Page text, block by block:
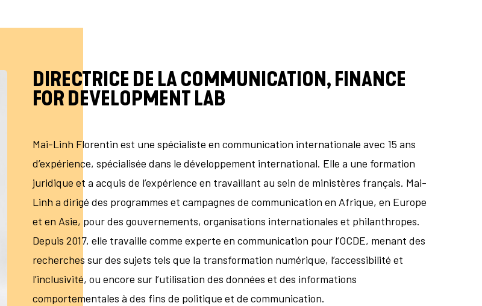
DIRECTRICE DE LA COMMUNICATION, FINANCE
FOR DEVELOPMENT LAB
Mai-Linh Florentin est une spécialiste en communication internationale avec 15 ans
d’expérience, spécialisée dans le développement international. Elle a une formation
juridique et a acquis de l’expérience en travaillant au sein de ministères français. Mai-
Linh a dirigé des programmes et campagnes de communication en Afrique, en Europe
et en Asie, pour des gouvernements, organisations internationales et philanthropes.
Depuis 2017, elle travaille comme experte en communication pour l’OCDE, menant des
recherches sur des sujets tels que la transformation numérique, l’accessibilité et
l’inclusivité, ou encore sur l’utilisation des données et des informations
comportementales à des fins de politique et de communication.